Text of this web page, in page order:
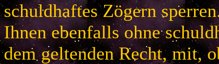
schuldhaftes Zögern
Ihnen ebenfalls ohne
dem geltenden Recht, mit,